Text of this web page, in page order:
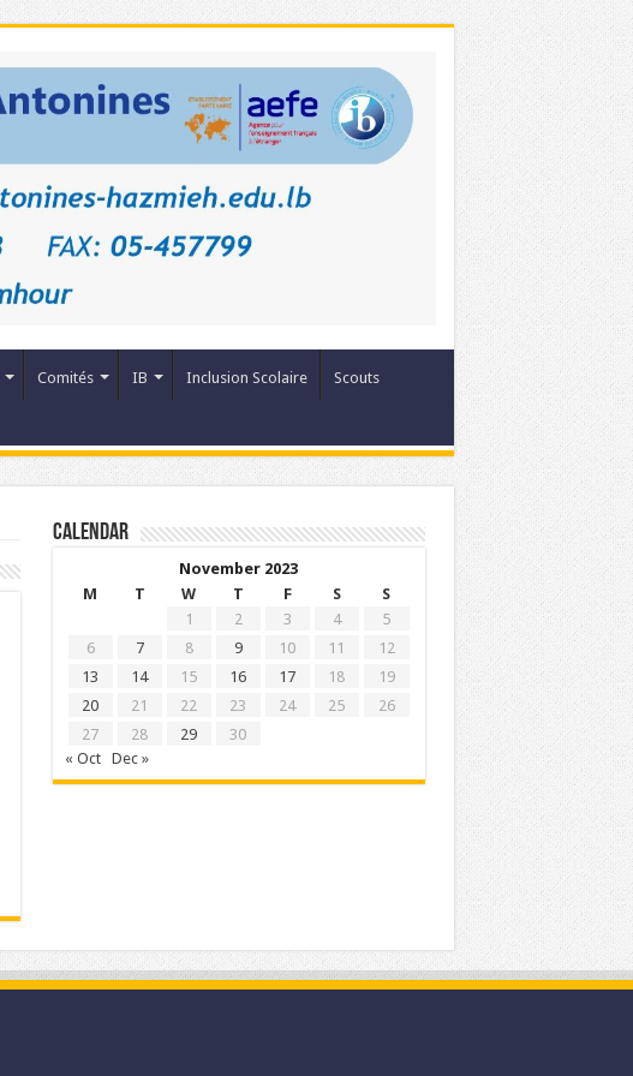
Comités IB Inclusion Scolaire Scouts
Calendar
November 2023
M
T W T F S
S
1
2 3 4
5
6
7 8 9 10 11
12
13
14 15 16 17 18
19
20
21 22 23 24 25
26
27
28 29
30
« Oct
Dec »